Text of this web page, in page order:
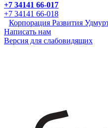
+7 34141 66-017
+7 34141 66-018
Корпорация Развития
Написать нам
Версия для слабовидящих